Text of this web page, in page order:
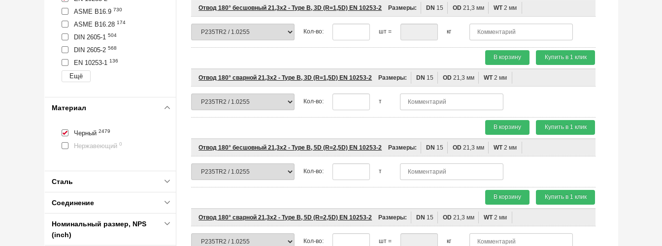
ASME B16.9 730
ASME B16.28 174
DIN 2605-1 504
DIN 2605-2 568
EN 10253-1 136
Материал
Черный 2479
Нержавеющий 0
Сталь
Соединение
Номинальный размер, NPS
(inch)
Отвод 180° бесшовный 21,3х2 - Type B, 3D (R=1,5D) EN 10253-2 Размеры: DN 15 OD 21,3 мм WT2 мм
Кол-во: шт = кг
В корзину Купить в 1 клик
Отвод 180° сварной 21,3х2 - Type B, 3D (R=1,5D) EN 10253-2 Размеры: DN 15 OD 21,3 мм WT2 мм
Кол-во: т
В корзину Купить в 1 клик
Отвод 180° бесшовный 21,3х2 - Type B, 5D (R=2,5D) EN 10253-2 Размеры: DN 15 OD 21,3 мм WT2 мм
Кол-во: т
В корзину Купить в 1 клик
Отвод 180° сварной 21,3х2 - Type B, 5D (R=2,5D) EN 10253-2 Размеры: DN 15 OD 21,3 мм WT2 мм
Кол-во: шт = кг